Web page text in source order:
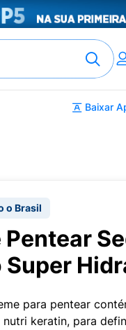
Baixar
o Brasil
Pentear
para pentear
keratin, para